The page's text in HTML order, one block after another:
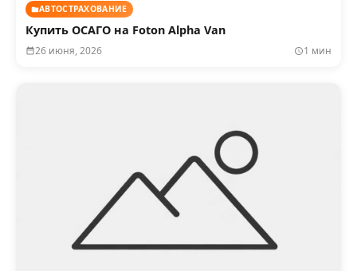
АВТОСТРАХОВАНИЕ
Купить ОСАГО на Foton Alpha Van
26 июня, 2026 1 мин